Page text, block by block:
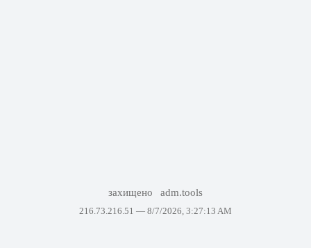
захищено adm.tools
216.73.216.51 — 8/7/2026, 3:27:13 AM